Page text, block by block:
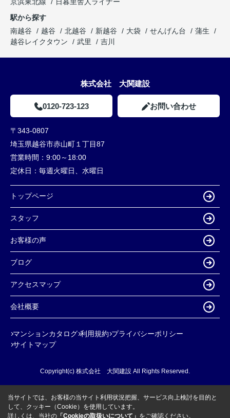
駅から探す
南越谷
越谷 北越谷 新越谷 大袋 せんげん台
蒲生
越谷レイクタウン
武里 吉川
株式会社 大関建設
0120-723-123 お問い合わせ
〒343-0807
埼玉県越谷市赤山町１丁目87
営業時間： 9:00～18:00
定休日： 毎週火曜日、水曜日
トップページ
スタッフ
お客様の声
ブログ
アクセスマップ
会社概要
マンションカタログ 利用規約 プライバシーポリシー
サイトマップ
Copyright(c) 株式会社 大関建設 All Rights Reserved.
当サイトでは、お客様の当サイト利用状況把握、サービス向上検討を目的と
して、クッキー（Cookie）を使用しています。
詳しくは、当社の 「Cookieの取扱いについて」 をご確認ください。